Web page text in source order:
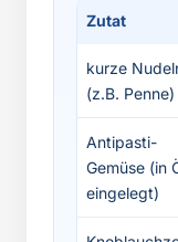
Zutat
kurze
(z.B. Penne)
Antipasti-
Gemüse (in
eingelegt)